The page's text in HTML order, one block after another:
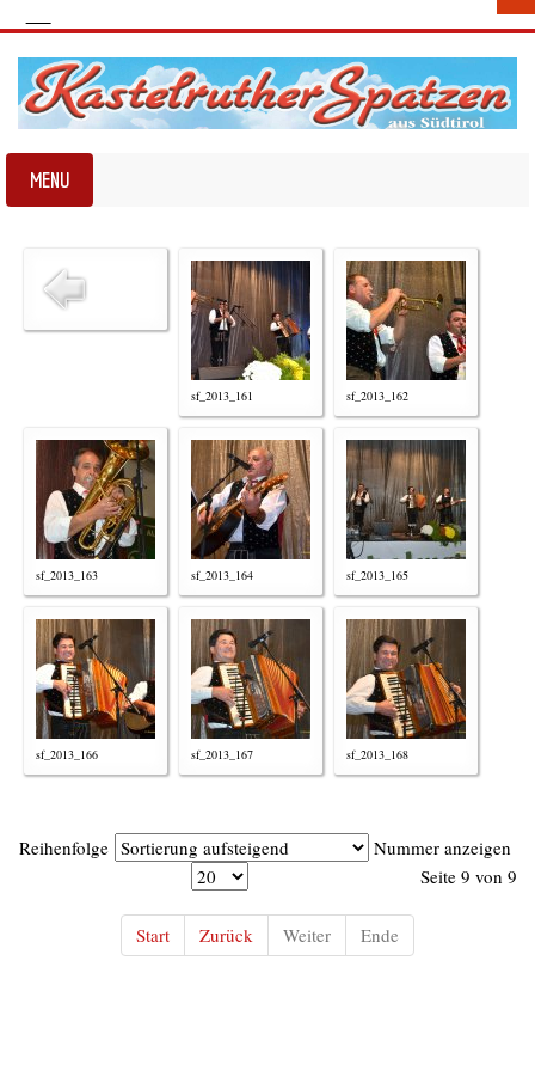
sf_2013_161 sf_2013_162
sf_2013_163 sf_2013_164 sf_2013_165
sf_2013_166 sf_2013_167 sf_2013_168
Reihenfolge
Nummer anzeigen
Seite 9 von 9
Start Zurück Weiter Ende